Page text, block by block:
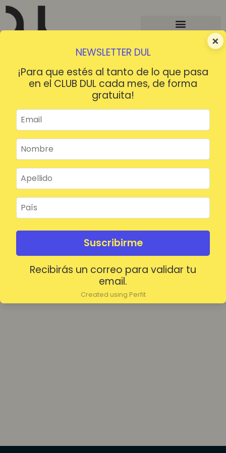
×
NEWSLETTER DUL
¡Para que estés al tanto de lo que pasa
en el CLUB DUL cada mes, de forma
gratuita!
Suscribirme
Recibirás un correo para validar tu
email.
Created using Perfit
¡HOLA!
Mantenerme conectado
Acceder